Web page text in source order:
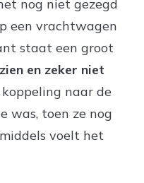
nog niet gezegd
een vrachtwagen
staat een groot
en zeker niet
naar de
was, toen ze nog
voelt het